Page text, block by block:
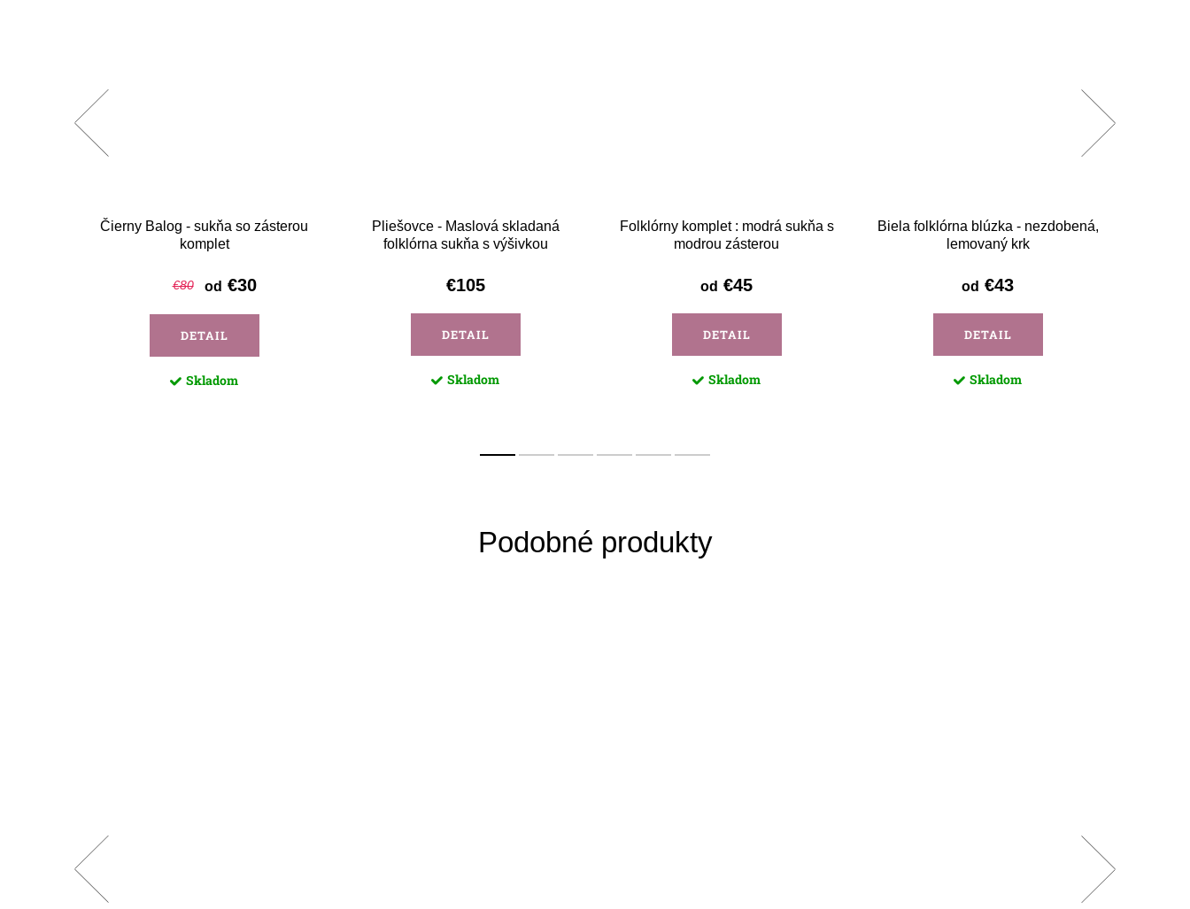
Čierny Balog - sukňa so zásterou
komplet
€80 od €30
DETAIL
Skladom
Pliešovce - Maslová skladaná
folklórna sukňa s výšivkou
€105
DETAIL
Skladom
Folklórny komplet : modrá sukňa s
modrou zásterou
od €45
DETAIL
Skladom
Biela folklórna blúzka - nezdobená,
lemovaný krk
od €43
DETAIL
Skladom